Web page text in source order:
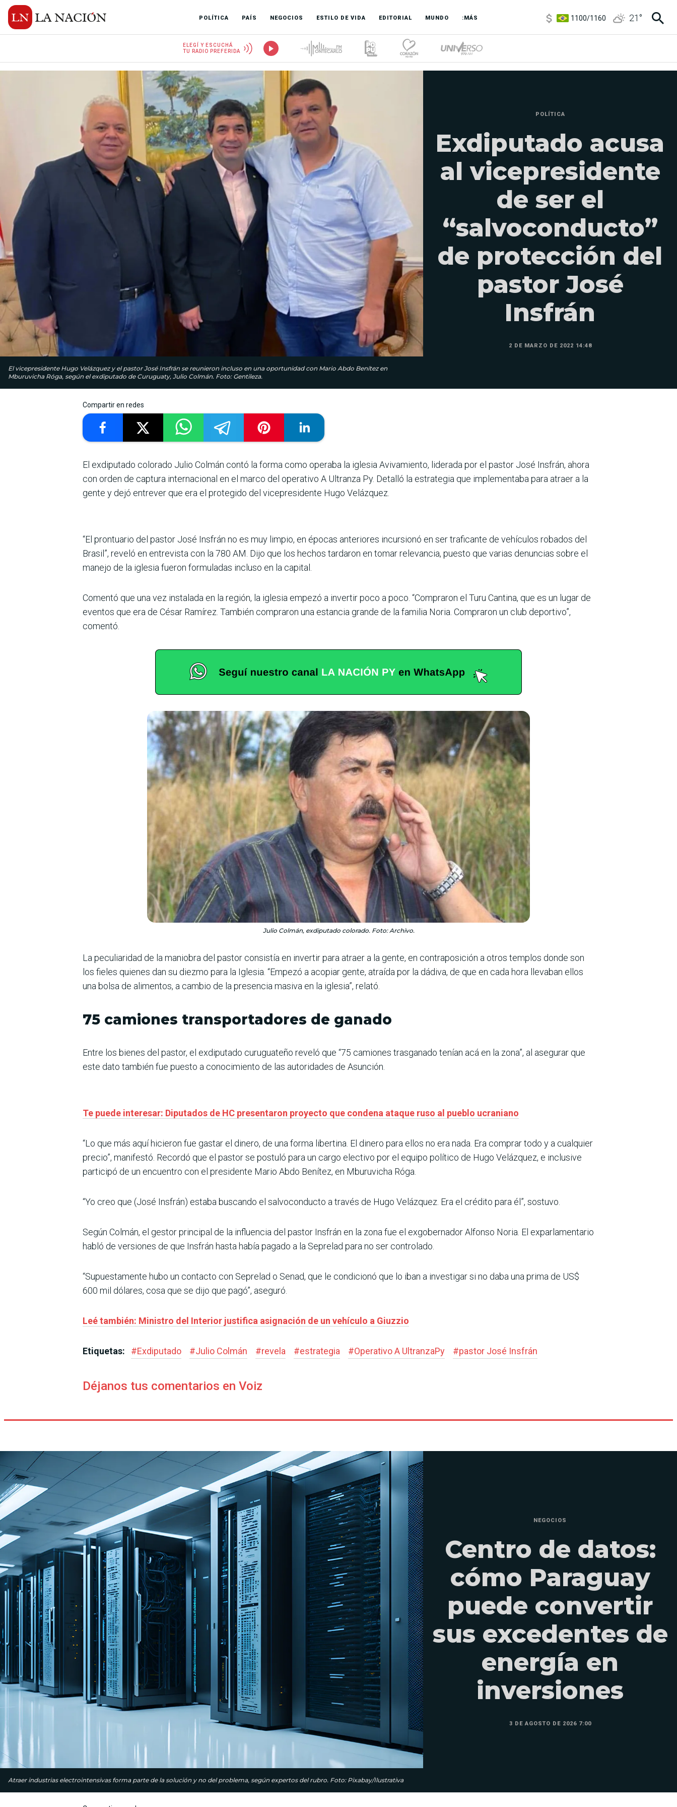
POLÍTICA PAÍS NEGOCIOS ESTILO DE VIDA EDITORIAL MUNDO :MÁS
3,8/4
21 °
ELEGÍ Y ESCUCHÁ
TU RADIO PREFERIDA
El vicepresidente Hugo Velázquez y el pastor José Insfrán se reunieron incluso en una oportunidad con Mario Abdo Benítez en
Mburuvicha Róga, según el exdiputado de Curuguaty, Julio Colmán. Foto: Gentileza.
POLÍTICA
Exdiputado acusa
al vicepresidente
de ser el
“salvoconducto”
de protección del
pastor José
Insfrán
2 DE MARZO DE 2022 14:48
Compartir en redes
El exdiputado colorado Julio Colmán contó la forma como operaba la iglesia Avivamiento, liderada por el pastor José Insfrán, ahora
con orden de captura internacional en el marco del operativo A Ultranza Py. Detalló la estrategia que implementaba para atraer a la
gente y dejó entrever que era el protegido del vicepresidente Hugo Velázquez.
“El prontuario del pastor José Insfrán no es muy limpio, en épocas anteriores incursionó en ser traficante de vehículos robados del
Brasil”, reveló en entrevista con la 780 AM. Dijo que los hechos tardaron en tomar relevancia, puesto que varias denuncias sobre el
manejo de la iglesia fueron formuladas incluso en la capital.
Comentó que una vez instalada en la región, la iglesia empezó a invertir poco a poco. “Compraron el Turu Cantina, que es un lugar de
eventos que era de César Ramírez. También compraron una estancia grande de la familia Noria. Compraron un club deportivo”,
comentó.
Julio Colmán, exdiputado colorado. Foto: Archivo.
La peculiaridad de la maniobra del pastor consistía en invertir para atraer a la gente, en contraposición a otros templos donde son
los fieles quienes dan su diezmo para la Iglesia. “Empezó a acopiar gente, atraída por la dádiva, de que en cada hora llevaban ellos
una bolsa de alimentos, a cambio de la presencia masiva en la iglesia”, relató.
75 camiones transportadores de ganado
Entre los bienes del pastor, el exdiputado curuguateño reveló que “75 camiones trasganado tenían acá en la zona”, al asegurar que
este dato también fue puesto a conocimiento de las autoridades de Asunción.
Te puede interesar: Diputados de HC presentaron proyecto que condena ataque ruso al pueblo ucraniano
“Lo que más aquí hicieron fue gastar el dinero, de una forma libertina. El dinero para ellos no era nada. Era comprar todo y a cualquier
precio”, manifestó. Recordó que el pastor se postuló para un cargo electivo por el equipo político de Hugo Velázquez, e inclusive
participó de un encuentro con el presidente Mario Abdo Benítez, en Mburuvicha Róga.
“Yo creo que (José Insfrán) estaba buscando el salvoconducto a través de Hugo Velázquez. Era el crédito para él”, sostuvo.
Según Colmán, el gestor principal de la influencia del pastor Insfrán en la zona fue el exgobernador Alfonso Noria. El exparlamentario
habló de versiones de que Insfrán hasta había pagado a la Seprelad para no ser controlado.
“Supuestamente hubo un contacto con Seprelad o Senad, que le condicionó que lo iban a investigar si no daba una prima de US$
600 mil dólares, cosa que se dijo que pagó”, aseguró.
Leé también: Ministro del Interior justifica asignación de un vehículo a Giuzzio
Etiquetas: #Exdiputado #Julio Colmán #revela #estrategia #Operativo A UltranzaPy #pastor José Insfrán
Déjanos tus comentarios en Voiz
Atraer industrias electrointensivas forma parte de la solución y no del problema, según expertos del rubro. Foto: Pixabay/Ilustrativa
NEGOCIOS
Centro de datos:
cómo Paraguay
puede convertir
sus excedentes de
energía en
inversiones
3 DE AGOSTO DE 2026 7:00